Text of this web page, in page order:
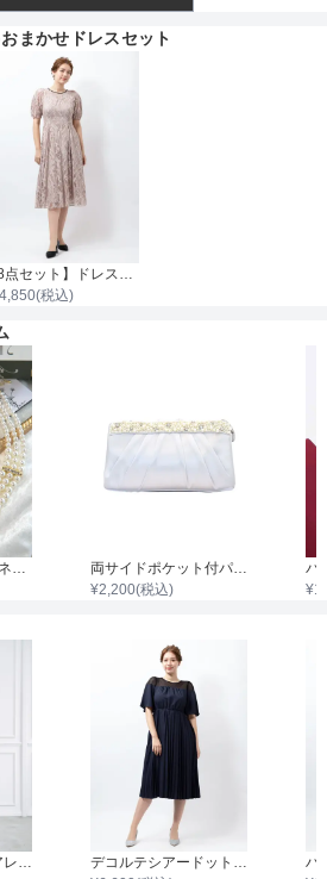
まかせドレスセット
(税込)
両サイドポケット付パールビジュタック入りサテンバッグ
¥2,200(税込) ¥